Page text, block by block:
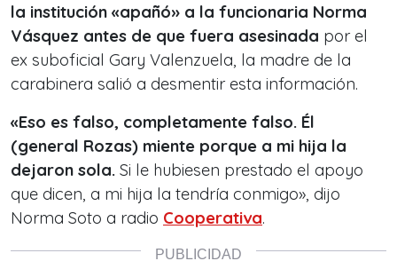
la institución «apañó» a la funcionaria Norma
Vásquez antes de que fuera asesinada por el
ex suboficial Gary Valenzuela, la madre de la
carabinera salió a desmentir esta información.
«Eso es falso, completamente falso. Él
(general Rozas) miente porque a mi hija la
dejaron sola. Si le hubiesen prestado el apoyo
que dicen, a mi hija la tendría conmigo», dijo
Norma Soto a radio Cooperativa.